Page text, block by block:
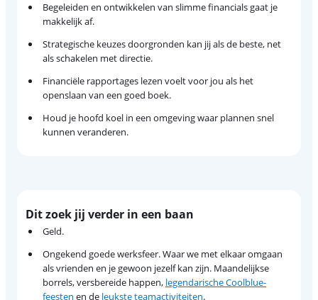
Begeleiden en ontwikkelen van slimme financials gaat je
makkelijk af.
Strategische keuzes doorgronden kan jij als de beste, net
als schakelen met directie.
Financiële rapportages lezen voelt voor jou als het
openslaan van een goed boek.
Houd je hoofd koel in een omgeving waar plannen snel
kunnen veranderen.
Dit zoek jij verder in een baan
Geld.
Ongekend goede werksfeer. Waar we met elkaar omgaan
als vrienden en je gewoon jezelf kan zijn. Maandelijkse
borrels, versbereide happen, legendarische Coolblue-
feesten en de leukste teamactiviteiten.